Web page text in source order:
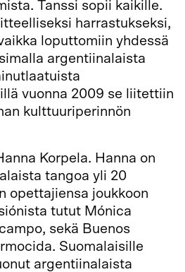
Tanssi sopii kaikille.
harrastukseksi,
loputtomiin yhdessä
argentiinalaista
vuonna 2009 se liitettiin
kulttuuriperinnön
Korpela. Hanna on
tangoa yli 20
opettajiensa joukkoon
tutut Mónica
sekä Buenos
Suomalaisille
argentiinalaista